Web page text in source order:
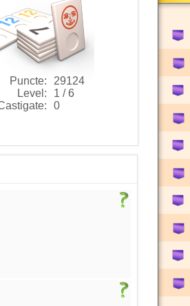
Puncte:
29124
Level:
1 / 6
0